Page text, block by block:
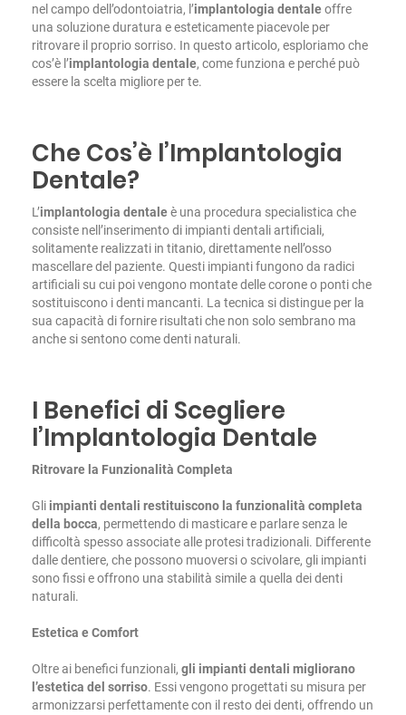
nel campo dell’odontoiatria, l’implantologia dentaleoffre
una soluzione duratura e esteticamente piacevole per
ritrovare il proprio sorriso. In questo articolo, esploriamo che
cos’è l’implantologia dentale, come funziona e perché può
essere la scelta migliore per te.
Che Cos’è l’Implantologia
Dentale?
L’implantologia dentaleè una procedura specialistica che
consiste nell’inserimento di impianti dentali artificiali,
solitamente realizzati in titanio, direttamente nell’osso
mascellare del paziente. Questi impianti fungono da radici
artificiali su cui poi vengono montate delle corone o ponti che
sostituiscono i denti mancanti. La tecnica si distingue per la
sua capacità di fornire risultati che non solo sembrano ma
anche si sentono come denti naturali.
I Benefici di Scegliere
l’Implantologia Dentale
Ritrovare la Funzionalità Completa
Gli impianti dentali restituiscono la funzionalità completa
della bocca, permettendo di masticare e parlare senza le
difficoltà spesso associate alle protesi tradizionali. Differente
dalle dentiere, che possono muoversi o scivolare, gli impianti
sono fissi e offrono una stabilità simile a quella dei denti
naturali.
Estetica e Comfort
Oltre ai benefici funzionali, gli impianti dentali migliorano
l’estetica del sorriso. Essi vengono progettati su misura per
armonizzarsi perfettamente con il resto dei denti, offrendo un